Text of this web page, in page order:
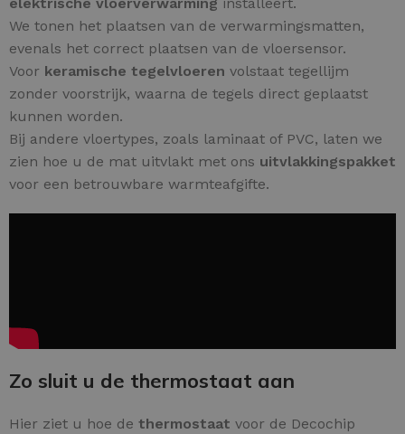
elektrische vloerverwarming installeert.
We tonen het plaatsen van de verwarmingsmatten,
evenals het correct plaatsen van de vloersensor.
Voor keramische tegelvloeren volstaat tegellijm
zonder voorstrijk, waarna de tegels direct geplaatst
kunnen worden.
Bij andere vloertypes, zoals laminaat of PVC, laten we
zien hoe u de mat uitvlakt met ons uitvlakkingspakket
voor een betrouwbare warmteafgifte.
Zo sluit u de thermostaat aan
Hier ziet u hoe de thermostaat voor de Decochip